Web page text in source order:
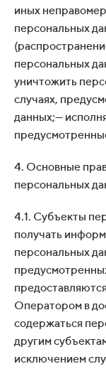
иных
персональных
персональных
уничтожить
случаях,
данных;—
4. Основные
персональных
4.1. Субъекты
получать
персональных
Оператором в
содержаться
другим
исключением